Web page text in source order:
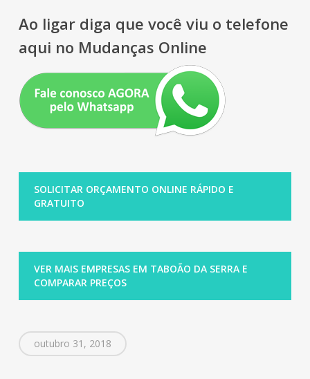
Ao ligar diga que você viu o telefone
aqui no Mudanças Online
SOLICITAR ORÇAMENTO ONLINE RÁPIDO E
GRATUITO
VER MAIS EMPRESAS EM TABOÃO DA SERRA E
COMPARAR PREÇOS
outubro 31, 2018